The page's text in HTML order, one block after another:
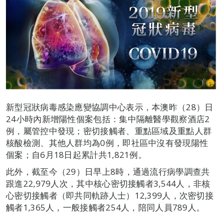
新型冠狀病毒感染應變協調中心表示，本澳昨（28）日
24小時內新增陽性個案包括：集中隔離醫學觀察酒店2
例，屬管控中發現；密切接觸者、重點區域及重點人群
核酸檢測、其他人群均為0例，即社區中沒有發現陽性
個案；自6月18日起累計共1,821例。
此外，截至今（29）日早上8時，通過流行病學調查共
跟進22,979人次，其中核心密切接觸者3,544人，非核
心密切接觸者（即共同軌跡人士）12,399人，次密切接
觸者1,365人，一般接觸者254人，陪同人員789人。